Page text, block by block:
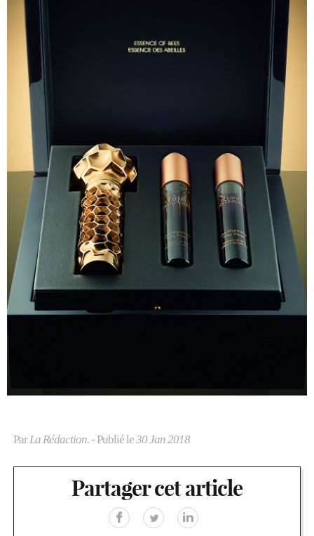
ParLa Rédaction.- Publié le30 Jan 2018
Partager cet article